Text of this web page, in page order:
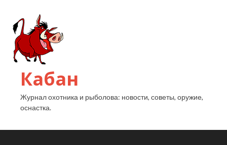
Кабан
Журнал охотника и рыболова: новости, советы, оружие,
оснастка.